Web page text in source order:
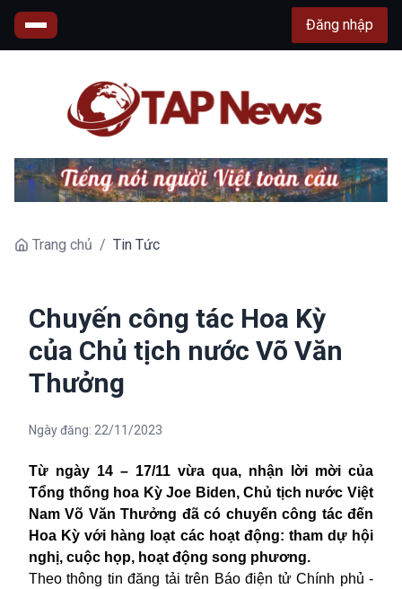
Đăng nhập
Trang chủ / Tin Tức
Chuyến công tác Hoa Kỳ
của Chủ tịch nước Võ Văn
Thưởng
Ngày đăng: 22/11/2023
Từ ngày 14 – 17/11 vừa qua, nhận lời mời của
Tổng thống hoa Kỳ Joe Biden, Chủ tịch nước Việt
Nam Võ Văn Thưởng đã có chuyến công tác đến
Hoa Kỳ với hàng loạt các hoạt động: tham dự hội
nghị, cuộc họp, hoạt động song phương.
Theo thông tin đăng tải trên Báo điện tử Chính phủ -